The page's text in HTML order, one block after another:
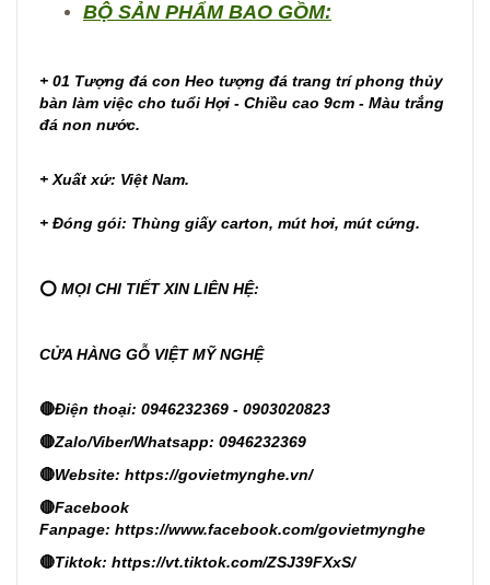
BỘ SẢN PHẨM BAO GỒM:
+ 01 Tượng đá con Heo tượng đá trang trí phong thủy
bàn làm việc cho tuổi Hợi - Chiều cao 9cm - Màu trắng
đá non nước.
+ Xuất xứ: Việt Nam.
+ Đóng gói: Thùng giấy carton, mút hơi, mút cứng.
⭕ MỌI CHI TIẾT XIN LIÊN HỆ:
CỬA HÀNG GỖ VIỆT MỸ NGHỆ
🔴Điện thoại: 0946232369 - 0903020823
🔴Zalo/Viber/Whatsapp: 0946232369
🔴Website: https://govietmynghe.vn/
🔴Facebook
Fanpage: https://www.facebook.com/govietmynghe
🔴Tiktok: https://vt.tiktok.com/ZSJ39FXxS/